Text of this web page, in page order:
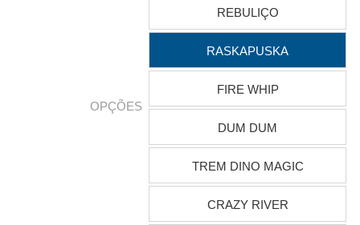
OPÇÕES
REBULIÇO
RASKAPUSKA
FIRE WHIP
DUM DUM
TREM DINO MAGIC
CRAZY RIVER